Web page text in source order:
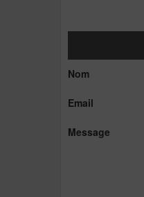
Nom
Email
Message